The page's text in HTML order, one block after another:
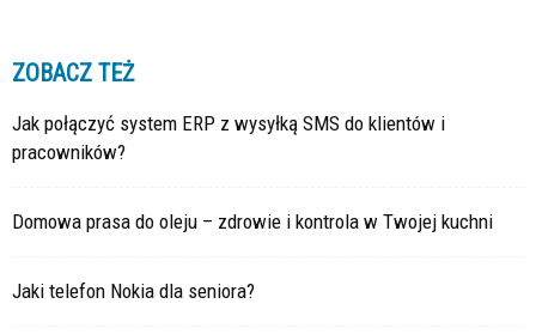
ZOBACZ TEŻ
Jak połączyć system ERP z wysyłką SMS do klientów i
pracowników?
Domowa prasa do oleju – zdrowie i kontrola w Twojej kuchni
Jaki telefon Nokia dla seniora?